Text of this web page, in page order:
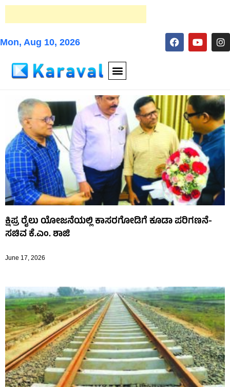
Mon, Aug 10, 2026
ಕ್ಷಿಪ್ರ ರೈಲು ಯೋಜನೆಯಲ್ಲಿ ಕಾಸರಗೋಡಿಗೆ ಕೂಡಾ ಪರಿಗಣನೆ-
ಸಚಿವ ಕೆ.ಎಂ. ಶಾಜಿ
June 17, 2026